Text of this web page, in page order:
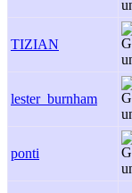
TIZIAN
lester_burnham
ponti